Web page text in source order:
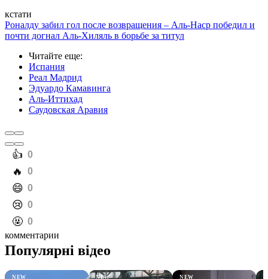
кстати
Роналду забил гол после возвращения – Аль-Наср победил и
почти догнал Аль-Хиляль в борьбе за титул
Читайте еще:
Испания
Реал Мадрид
Эдуардо Камавинга
Аль-Иттихад
Саудовская Аравия
️👍 0
️🔥 0
️😄 0
️😢 0
️🤬 0
комментарии